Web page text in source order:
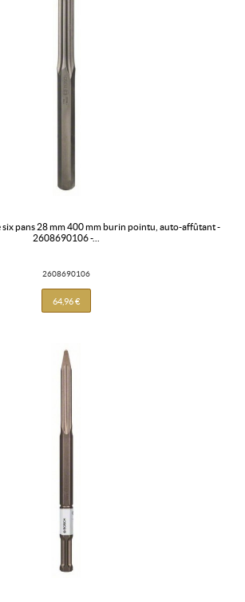
2608690106 -...
2608690106
64,96 €